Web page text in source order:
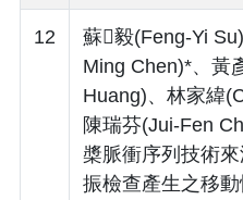
12
蘇毅(Feng-Yi
Ming Chen)*、黃
Huang)、林家緯
陳瑞芬(Jui-Fen
槳脈衝序列技術
振檢查產生之移